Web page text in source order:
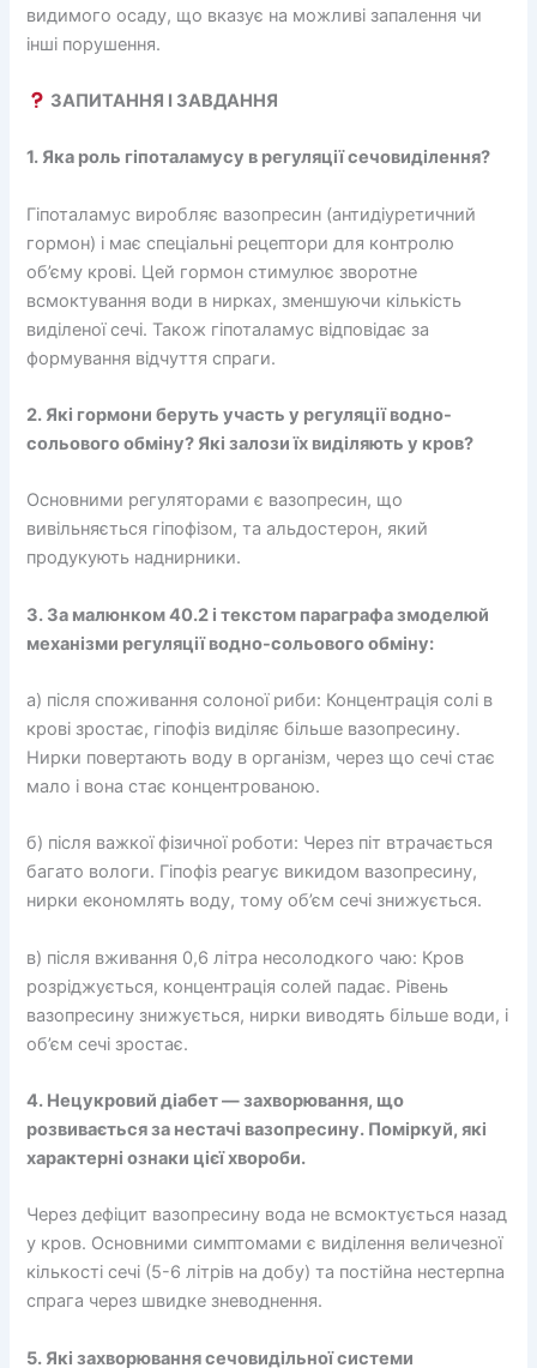
видимого осаду, що вказує на можливі запалення чи
інші порушення.
ЗАПИТАННЯ І ЗАВДАННЯ
1. Яка роль гіпоталамусу в регуляції сечовиділення?
Гіпоталамус виробляє вазопресин (антидіуретичний
гормон) і має спеціальні рецептори для контролю
об’єму крові. Цей гормон стимулює зворотне
всмоктування води в нирках, зменшуючи кількість
виділеної сечі. Також гіпоталамус відповідає за
формування відчуття спраги.
2. Які гормони беруть участь у регуляції водно-
сольового обміну? Які залози їх виділяють у кров?
Основними регуляторами є вазопресин, що
вивільняється гіпофізом, та альдостерон, який
продукують наднирники.
3. За малюнком 40.2 і текстом параграфа змоделюй
механізми регуляції водно-сольового обміну:
а) після споживання солоної риби: Концентрація солі в
крові зростає, гіпофіз виділяє більше вазопресину.
Нирки повертають воду в організм, через що сечі стає
мало і вона стає концентрованою.
б) після важкої фізичної роботи: Через піт втрачається
багато вологи. Гіпофіз реагує викидом вазопресину,
нирки економлять воду, тому об’єм сечі знижується.
в) після вживання 0,6 літра несолодкого чаю: Кров
розріджується, концентрація солей падає. Рівень
вазопресину знижується, нирки виводять більше води, і
об’єм сечі зростає.
4. Нецукровий діабет — захворювання, що
розвивається за нестачі вазопресину. Поміркуй, які
характерні ознаки цієї хвороби.
Через дефіцит вазопресину вода не всмоктується назад
у кров. Основними симптомами є виділення величезної
кількості сечі (5-6 літрів на добу) та постійна нестерпна
спрага через швидке зневоднення.
5. Які захворювання сечовидільної системи